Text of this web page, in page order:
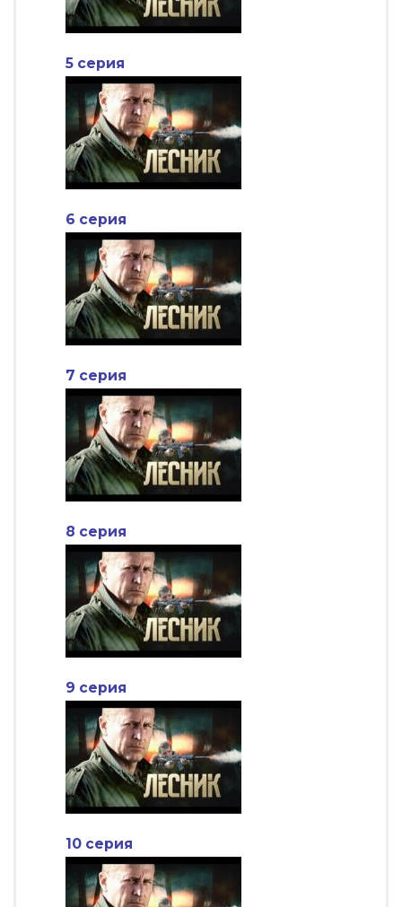
5 серия
6 серия
7 серия
8 серия
9 серия
10 серия